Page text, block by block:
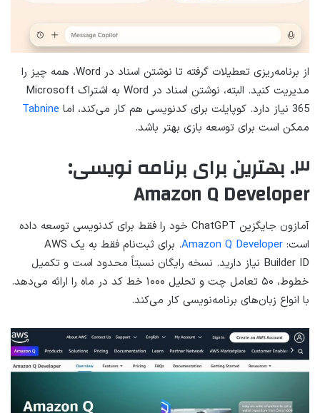
از برنامه‌ریزی تعطیلات گرفته تا نوشتن اسناد در Word، همه چیز را
مدیریت کنید. البته، نوشتن اسناد در Word به اشتراک Microsoft
365 نیاز دارد. کوپایلت برای کدنویسی هم کار می‌کند، اما
Tabnine
ممکن است برای توسعه بازی بهتر باشد.
۳. بهترین برای برنامه نویسی:
Amazon Q Developer
آمازون جایگزین ChatGPT خود را فقط برای کدنویسی توسعه داده
است: Amazon Q Developer
. برای ثبت‌نام فقط به یک AWS
Builder ID نیاز دارید. نسخه رایگان نسبتاً محدود است و تکمیل
خطوط، ۵۰ تعامل چت و تحلیل ۱۰۰۰ خط کد در ماه را ارائه می‌دهد.
با انواع زبان‌های برنامه‌نویسی کار می‌کند.